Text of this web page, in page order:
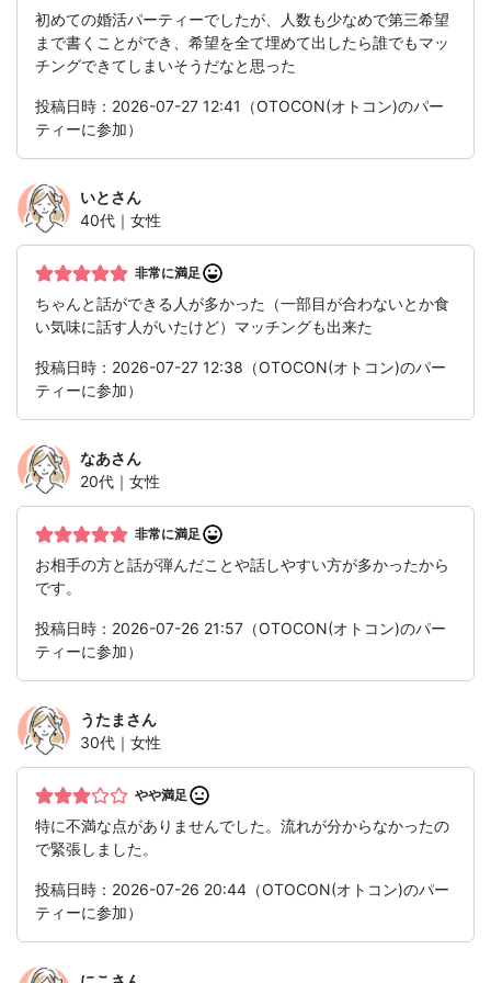
初めての婚活パーティーでしたが、人数も少なめで第三希望
まで書くことができ、希望を全て埋めて出したら誰でもマッ
チングできてしまいそうだなと思った
投稿日時：2026-07-27 12:41（OTOCON(オトコン)のパー
ティーに参加）
いとさん
40代｜女性
非常に満足
ちゃんと話ができる人が多かった（一部目が合わないとか食
い気味に話す人がいたけど）マッチングも出来た
投稿日時：2026-07-27 12:38（OTOCON(オトコン)のパー
ティーに参加）
なあさん
20代｜女性
非常に満足
お相手の方と話が弾んだことや話しやすい方が多かったから
です。
投稿日時：2026-07-26 21:57（OTOCON(オトコン)のパー
ティーに参加）
うたま さん
30代｜女性
やや満足
特に不満な点がありませんでした。流れが分からなかったの
で緊張しました。
投稿日時：2026-07-26 20:44（OTOCON(オトコン)のパー
ティーに参加）